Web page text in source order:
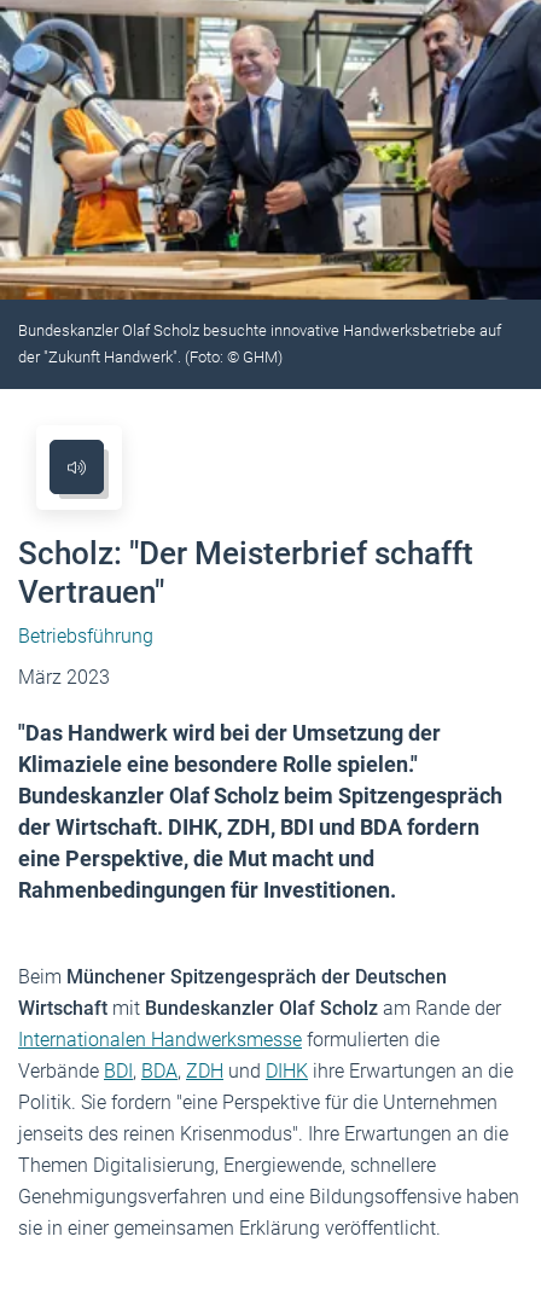
Bundeskanzler Olaf Scholz besuchte innovative Handwerksbetriebe auf
der "Zukunft Handwerk". (Foto: © GHM)
Scholz: "Der Meisterbrief schafft
Vertrauen"
Betriebsführung
März 2023
"Das Handwerk wird bei der Umsetzung der
Klimaziele eine besondere Rolle spielen."
Bundeskanzler Olaf Scholz beim Spitzengespräch
der Wirtschaft. DIHK, ZDH, BDI und BDA fordern
eine Perspektive, die Mut macht und
Rahmenbedingungen für Investitionen.
Beim Münchener Spitzengespräch der Deutschen
Wirtschaft mit Bundeskanzler Olaf Scholz am Rande der
Internationalen Handwerksmesse formulierten die
Verbände BDI, BDA, ZDH und DIHK ihre Erwartungen an die
Politik. Sie fordern "eine Perspektive für die Unternehmen
jenseits des reinen Krisenmodus". Ihre Erwartungen an die
Themen Digitalisierung, Energiewende, schnellere
Genehmigungsverfahren und eine Bildungsoffensive haben
sie in einer gemeinsamen Erklärung veröffentlicht.